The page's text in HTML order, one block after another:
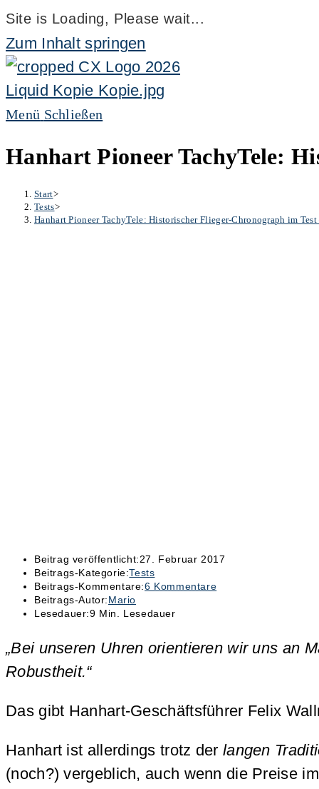
Site is Loading, Please wait...
Zum Inhalt springen
Menü Schließen
Hanhart Pioneer TachyTele:
Start>
Tests>
Hanhart Pioneer TachyTele: Historischer Flieger-Chronograph im
Beitrag veröffentlicht:27. Februar 2017
Beitrags-Kategorie:Tests
Beitrags-Kommentare:6 Kommentare
Beitrags-Autor:Mario
Lesedauer:9 Min. Lesedauer
„Bei unseren Uhren orientieren wir uns an
Robustheit.“
Das gibt Hanhart-Geschäftsführer Felix
Hanhart ist allerdings trotz der langen
(noch?) vergeblich, auch wenn die Preise